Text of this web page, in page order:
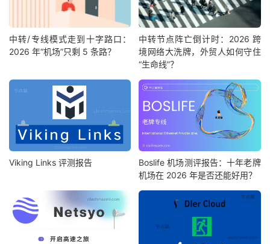
中转/专线模式走到十字路口：
2026 年“机场”只剩 5 条路？
中转节点阵亡倒计时：2026 跨
境网络大洗牌，外贸人如何守住
“生命线”？
Viking Links 评测报告
Boslife 机场测评报告：十年老牌
机场在 2026 年是否还能好用？